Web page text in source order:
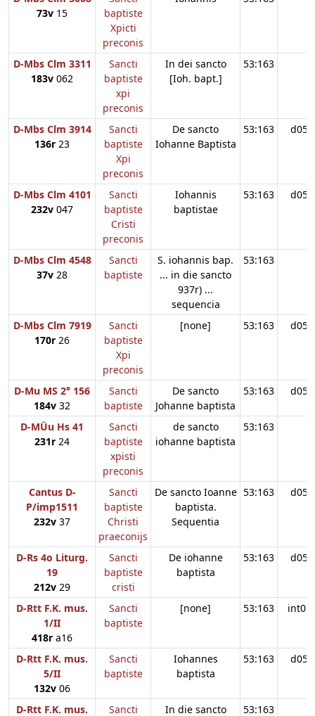
73v 15
baptiste
Xpicti
preconis
D-Mbs Clm 3311
183v 062
Sancti
baptiste
xpi
preconis
In dei sancto
[Ioh. bapt.]
53:163
D-Mbs Clm 3914
136r 23
Sancti
baptiste
Xpi
preconis
De sancto
Iohanne Baptista
53:163 d05
D-Mbs Clm 4101
232v 047
Sancti
baptiste
Cristi
preconis
Iohannis
baptistae
53:163 d05
D-Mbs Clm 4548
37v 28
Sancti
baptiste
S. iohannis bap.
... in die sancto
937r) ...
sequencia
53:163
D-Mbs Clm 7919
170r 26
Sancti
baptiste
Xpi
preconis
[none] 53:163 d05
D-Mu MS 2° 156
184v 32
Sancti
baptiste
De sancto
Johanne baptista
53:163 d05
D-MÜu Hs 41
231r 24
Sancti
baptiste
xpisti
preconis
de sancto
iohanne baptista
53:163
Cantus D-
P/imp1511
232v 37
Sancti
baptiste
Christi
praeconijs
De sancto Ioanne
baptista.
Sequentia
53:163 d05
D-Rs 4o Liturg.
19
212v 29
Sancti
baptiste
cristi
De iohanne
baptista
53:163 d05
D-Rtt F.K. mus.
1/II
418r a16
Sancti
baptiste
[none] 53:163 int05
D-Rtt F.K. mus.
5/II
132v 06
Sancti
baptiste
Iohannes
baptista
53:163 d05
D-Rtt F.K. mus.
Sancti
In die sancto
53:163